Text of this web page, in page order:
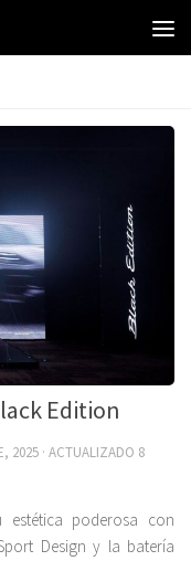
Edition
2025 · ACTUALIZADO 8
estética poderosa con
Design y la batería